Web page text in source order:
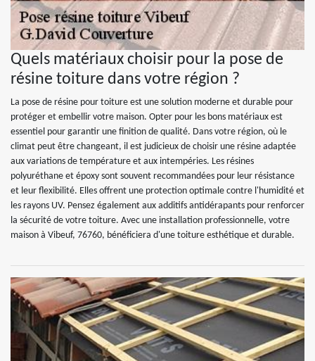
Quels matériaux choisir pour la pose de
résine toiture dans votre région ?
La pose de résine pour toiture est une solution moderne et durable pour
protéger et embellir votre maison. Opter pour les bons matériaux est
essentiel pour garantir une finition de qualité. Dans votre région, où le
climat peut être changeant, il est judicieux de choisir une résine adaptée
aux variations de température et aux intempéries. Les résines
polyuréthane et époxy sont souvent recommandées pour leur résistance
et leur flexibilité. Elles offrent une protection optimale contre l'humidité et
les rayons UV. Pensez également aux additifs antidérapants pour renforcer
la sécurité de votre toiture. Avec une installation professionnelle, votre
maison à Vibeuf, 76760, bénéficiera d'une toiture esthétique et durable.